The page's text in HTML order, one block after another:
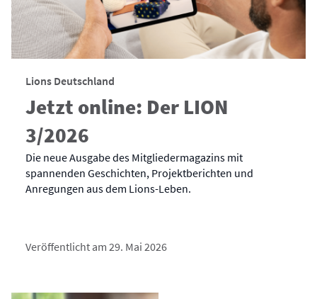
Lions Deutschland
Jetzt online: Der LION
3/2026
Die neue Ausgabe des Mitgliedermagazins mit
spannenden Geschichten, Projektberichten und
Anregungen aus dem Lions-Leben.
Veröffentlicht am 29. Mai 2026